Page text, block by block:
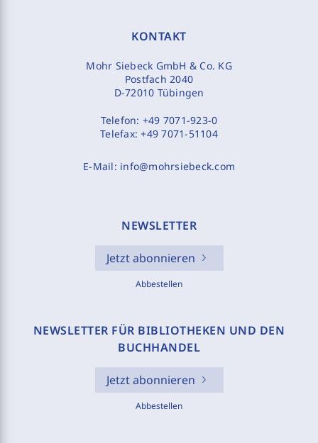
KONTAKT
Mohr Siebeck GmbH & Co. KG
Postfach 2040
D-72010 Tübingen
Telefon: +49 7071-923-0
Telefax:+49 7071-51104
E-Mail: info@mohrsiebeck.com
NEWSLETTER
Jetzt abonnieren
Abbestellen
NEWSLETTER FÜR BIBLIOTHEKEN UND DEN
BUCHHANDEL
Jetzt abonnieren
Abbestellen